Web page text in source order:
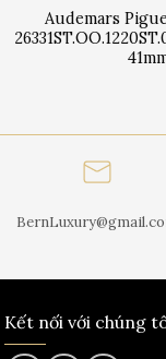
Audemars
Kết nối với chúng